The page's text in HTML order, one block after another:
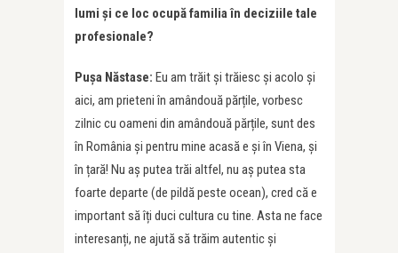
lumi și ce loc ocupă familia în deciziile tale
profesionale?
Pușa Năstase: Eu am trăit și trăiesc și acolo și
aici, am prieteni în amândouă părțile, vorbesc
zilnic cu oameni din amândouă părțile, sunt des
în România și pentru mine acasă e și în Viena, și
în țară! Nu aș putea trăi altfel, nu aș putea sta
foarte departe (de pildă peste ocean), cred că e
important să îți duci cultura cu tine. Asta ne face
interesanți, ne ajută să trăim autentic și